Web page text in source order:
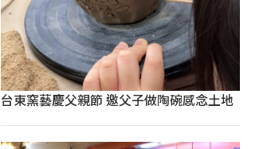
台東窯藝慶父親節 邀父子做陶碗感念土地